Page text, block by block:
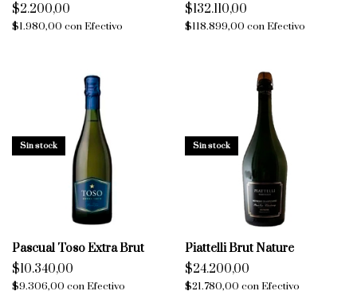
$2.200,00
$1.980,00 conEfectivo
$132.110,00
$118.899,00 con Efectivo
Sin stock
Pascual Toso Extra Brut
$10.340,00
$9.306,00 conEfectivo
Sin stock
Piattelli Brut Nature
$24.200,00
$21.780,00 con Efectivo